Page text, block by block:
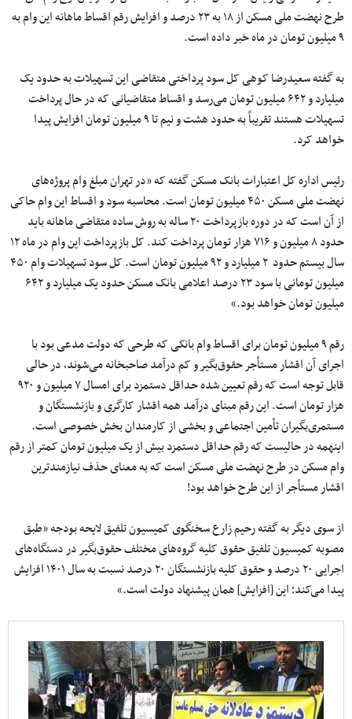
طرح نهضت ملی مسکن از ۱۸ به ۲۳ درصد و افزایش رقم اقساط ماهانه این وام به
۹ میلیون تومان در ماه خبر داده است.
به گفته سعیدرضا کوهی کل سود پرداختی متقاضی این تسهیلات به حدود یک
میلیارد و ۶۴۲ میلیون تومان می‌رسد و اقساط متقاضیانی که در حال پرداخت
تسهیلات هستند تقریباً به حدود هشت و نیم تا ۹ میلیون تومان افزایش پیدا
خواهد کرد.
رئیس اداره کل اعتبارات بانک مسکن گفته که «در تهران مبلغ وام پروژه‌های
نهضت ملی مسکن ۴۵۰ میلیون تومان است. محاسبه سود و اقساط این وام حاکی
از آن است که در دوره بازپرداخت ۲۰ ساله به روش ساده متقاضی ماهانه باید
حدود ۸ میلیون و ۷۱۶ هزار تومان پرداخت کند. کل بازپرداخت این وام در ماه ۱۲
سال بیستم حدود ۲ میلیارد و ۹۲ میلیون تومان است. کل سود تسهیلات وام ۴۵۰
میلیون تومانی با سود ۲۳ درصد اعلامی بانک مسکن حدود یک میلیارد و ۶۴۲
میلیون تومان خواهد بود.»
رقم ۹ میلیون تومان برای اقساط وام بانکی که طرحی که دولت مدعی بود با
اجرای آن اقشار مستأجر حقوق‌بگیر و کم درآمد صاحبخانه می‌شوند، در حالی
قابل توجه است که رقم تعیین شده حداقل دستمزد برای امسال ۷ میلیون و ۹۲۰
هزار تومان است. این رقم مبنای درآمد همه اقشار کارگری و بازنشستگان و
مستمری‌بگیران تأمین اجتماعی و بخشی از کارمندان بخش خصوصی است.
اینهمه در حالیست که رقم حداقل دستمزد بیش از یک میلیون تومان کمتر از رقم
وام مسکن در طرح نهضت ملی مسکن است که به معنای حذف نیازمندترین
اقشار مستأجر از این طرح خواهد بود!
از سوی دیگر به گفته رحیم زارع سخنگوی کمیسیون تلفیق لایحه بودجه «طبق
مصوبه کمیسیون تلفیق حقوق کلیه گروه‌های مختلف حقوق‌بگیر در دستگاه‌های
اجرایی ۲۰ درصد و حقوق کلیه بازنشستگان ۲۰ درصد نسبت به سال ۱۴۰۱ افزایش
پیدا می‌کند؛ این [افزایش] همان پیشنهاد دولت است.»